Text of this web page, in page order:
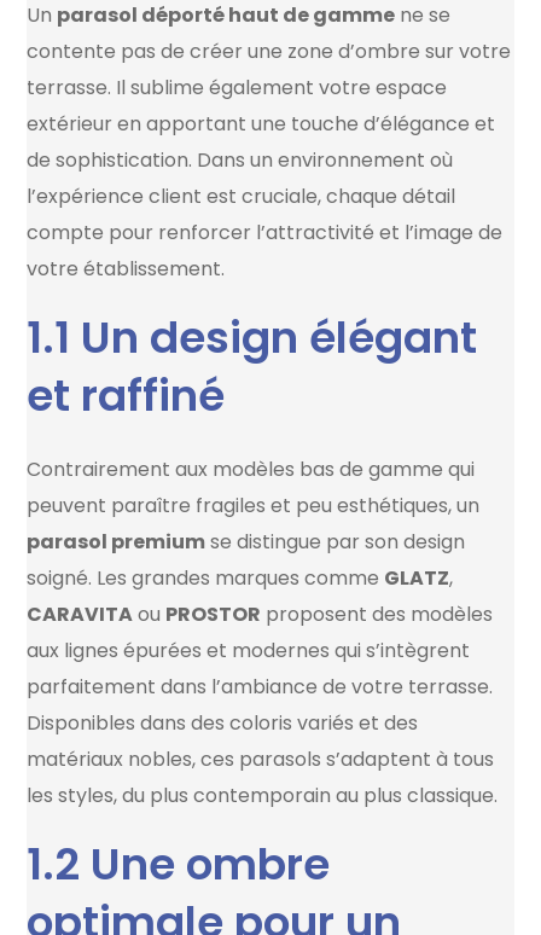
Un parasol déporté haut de gamme ne se
contente pas de créer une zone d’ombre sur votre
terrasse. Il sublime également votre espace
extérieur en apportant une touche d’élégance et
de sophistication. Dans un environnement où
l’expérience client est cruciale, chaque détail
compte pour renforcer l’attractivité et l’image de
votre établissement.
1.1 Un design élégant
et raffiné
Contrairement aux modèles bas de gamme qui
peuvent paraître fragiles et peu esthétiques, un
parasol premiumse distingue par son design
soigné. Les grandes marques comme GLATZ,
CARAVITAou PROSTOR proposent des modèles
aux lignes épurées et modernes qui s’intègrent
parfaitement dans l’ambiance de votre terrasse.
Disponibles dans des coloris variés et des
matériaux nobles, ces parasols s’adaptent à tous
les styles, du plus contemporain au plus classique.
1.2 Une ombre
optimale pour un